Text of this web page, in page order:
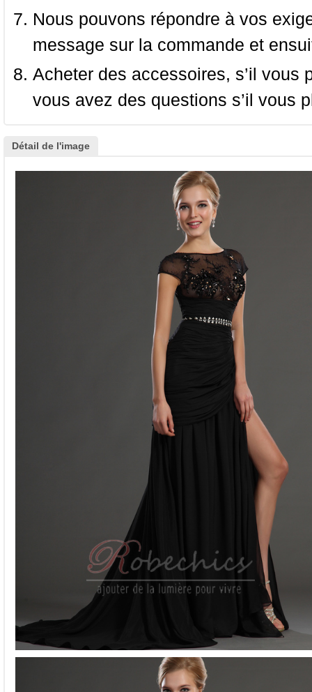
Nous pouvons répondre à vos
message sur la commande et
Acheter des accessoires, s’il
vous avez des questions s’il vous
Détail de l'image